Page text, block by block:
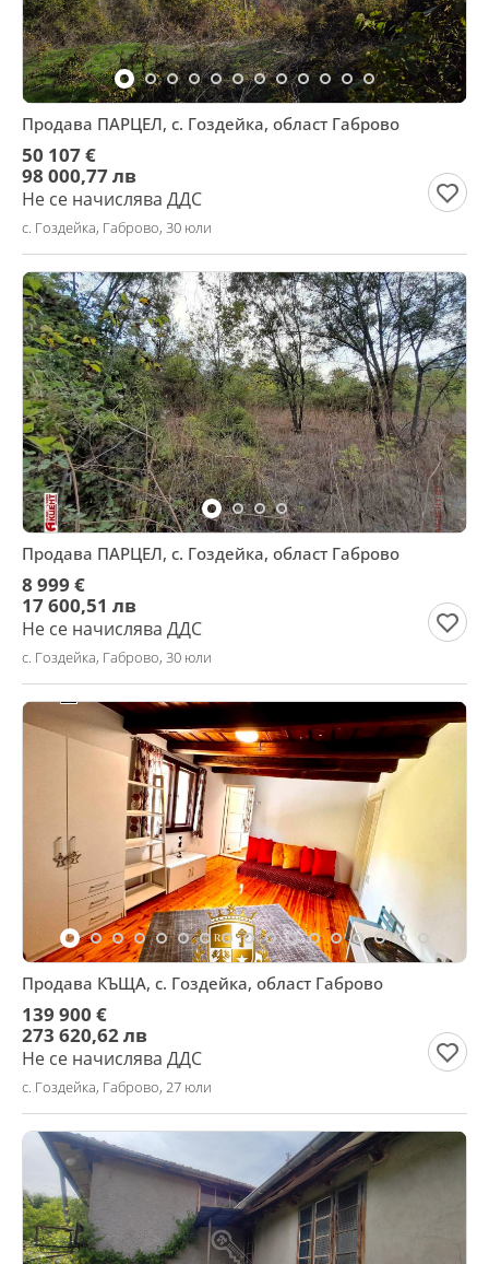
Продава ПАРЦЕЛ, с. Гоздейка, област Габрово
50 107 €
98 000,77 лв
Не се начислява ДДС
с. Гоздейка, Габрово, 30 юли
Продава ПАРЦЕЛ, с. Гоздейка, област Габрово
8 999 €
17 600,51 лв
Не се начислява ДДС
с. Гоздейка, Габрово, 30 юли
Продава КЪЩА, с. Гоздейка, област Габрово
139 900 €
273 620,62 лв
Не се начислява ДДС
с. Гоздейка, Габрово, 27 юли